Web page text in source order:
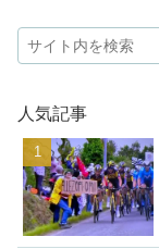
人気記事